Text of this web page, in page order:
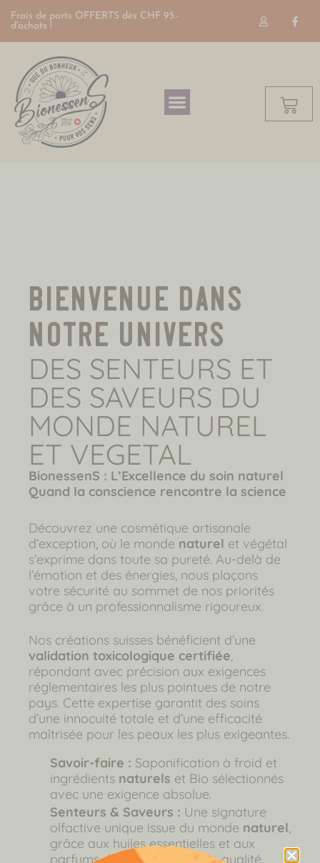
Frais de ports OFFERTS dès CHF 95.-
d'achats !
bienvenue dans
notre univers
DES SENTEURS ET
DES SAVEURS DU
MONDE NATUREL
ET VEGETAL
BionessenS : L’Excellence du soin naturel
Quand la conscience rencontre la science
Découvrez une cosmétique artisanale
d’exception, où le monde naturel et végétal
s’exprime dans toute sa pureté. Au-delà de
l’émotion et des énergies, nous plaçons
votre sécurité au sommet de nos priorités
grâce à un professionnalisme rigoureux.
Nos créations suisses bénéficient d’une
validation toxicologique certifiée,
répondant avec précision aux exigences
réglementaires les plus pointues de notre
pays. Cette expertise garantit des soins
d’une innocuité totale et d’une efficacité
maîtrisée pour les peaux les plus exigeantes.
Savoir-faire : Saponification à froid et
ingrédients naturels et Bio sélectionnés
avec une exigence absolue.
Senteurs & Saveurs : Une signature
olfactive unique issue du monde naturel,
grâce aux huiles essentielles et aux
parfums de Grasse de haute qualité.